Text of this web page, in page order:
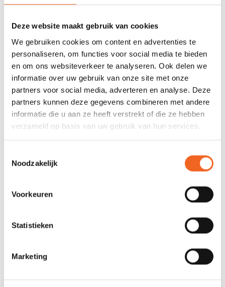
Deze website maakt gebruik van cookies
We gebruiken cookies om content en advertenties te
personaliseren, om functies voor social media te bieden
en om ons websiteverkeer te analyseren. Ook delen we
informatie over uw gebruik van onze site met onze
partners voor social media, adverteren en analyse. Deze
partners kunnen deze gegevens combineren met andere
informatie die u aan ze heeft verstrekt of die ze hebben
verzameld op basis van uw gebruik van hun services.
Noodzakelijk
Voorkeuren
Statistieken
Marketing
OPPLAKBAAR
DEKTAS, PADDLE
NORTH WATER PEDDEL-
NORTH WATER D-RING
€12,00